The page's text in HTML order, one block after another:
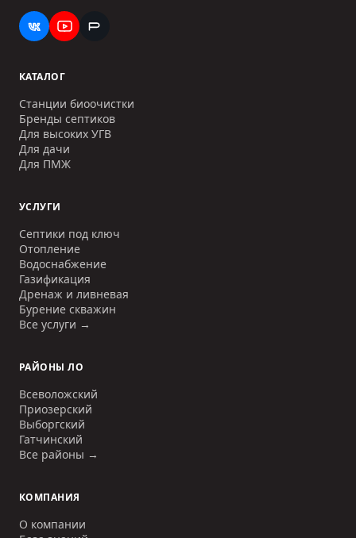
КАТАЛОГ
Станции биоочистки
Бренды септиков
Для высоких УГВ
Для дачи
Для ПМЖ
УСЛУГИ
Септики под ключ
Отопление
Водоснабжение
Газификация
Дренаж и ливневая
Бурение скважин
Все услуги →
РАЙОНЫ ЛО
Всеволожский
Приозерский
Выборгский
Гатчинский
Все районы →
КОМПАНИЯ
О компании